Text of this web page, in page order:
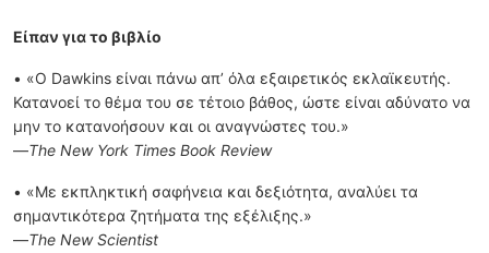
Είπαν για το βιβλίο
• «Ο Dawkins είναι πάνω απ’ όλα εξαιρετικός εκλαϊκευτής.
Κατανοεί το θέμα του σε τέτοιο βάθος, ώστε είναι αδύνατο να
μην το κατανοήσουν και οι αναγνώστες του.»
—The New York Times Book Review
• «Με εκπληκτική σαφήνεια και δεξιότητα, αναλύει τα
σημαντικότερα ζητήματα της εξέλιξης.»
—The New Scientist